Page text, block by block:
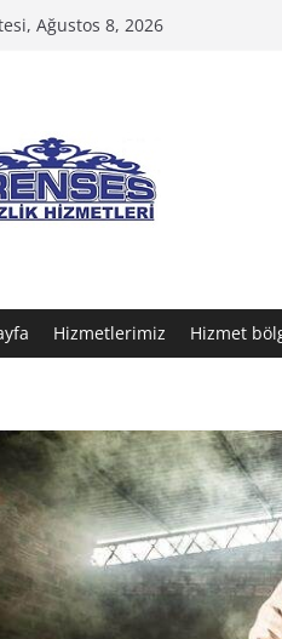
Ağustos 8, 2026
Hizmetlerimiz Hizmet